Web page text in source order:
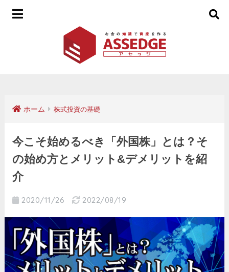
ホーム 株式投資の基礎
今こそ始めるべき「外国株」とは？そ
の始め方とメリット&デメリットを紹
介
2020/11/26 2022/08/19